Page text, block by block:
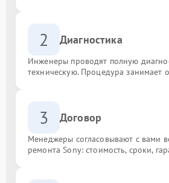
2 Диагностика
Инженеры проводят полную
техническую. Процедура занимает
3 Договор
Менеджеры согласовывают с вами
ремонта Sony: стоимость, сроки,